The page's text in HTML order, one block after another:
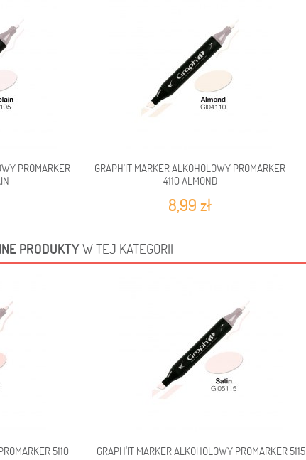
PROMARKER
GRAPH'IT MARKER ALKOHOLOWY PROMARKER
4110 ALMOND
8,99 zł
PRODUKTYW TEJ KATEGORII
5110
GRAPH'IT MARKER ALKOHOLOWY PROMARKER 5115